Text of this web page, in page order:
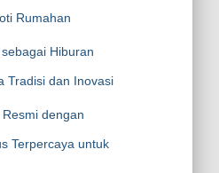
Rumahan
Hiburan
Tradisi dan Inovasi
dengan
Terpercaya untuk